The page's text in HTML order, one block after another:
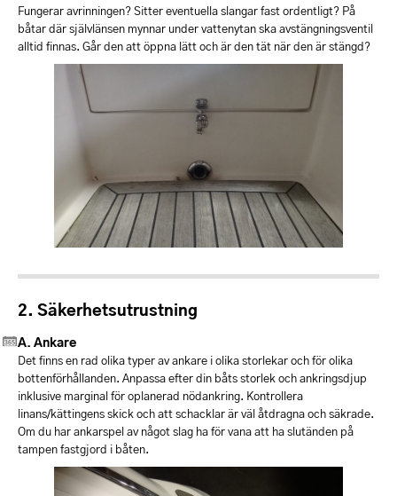
Fungerar avrinningen? Sitter eventuella slangar fast ordentligt? På
båtar där självlänsen mynnar under vattenytan ska avstängningsventil
alltid finnas. Går den att öppna lätt och är den tät när den är stängd?
Säkerhetsutrustning
Ankare
Det finns en rad olika typer av ankare i olika storlekar och för olika
bottenförhållanden. Anpassa efter din båts storlek och ankringsdjup
inklusive marginal för oplanerad nödankring. Kontrollera
linans/kättingens skick och att schacklar är väl åtdragna och säkrade.
Om du har ankarspel av något slag ha för vana att ha slutänden på
tampen fastgjord i båten.